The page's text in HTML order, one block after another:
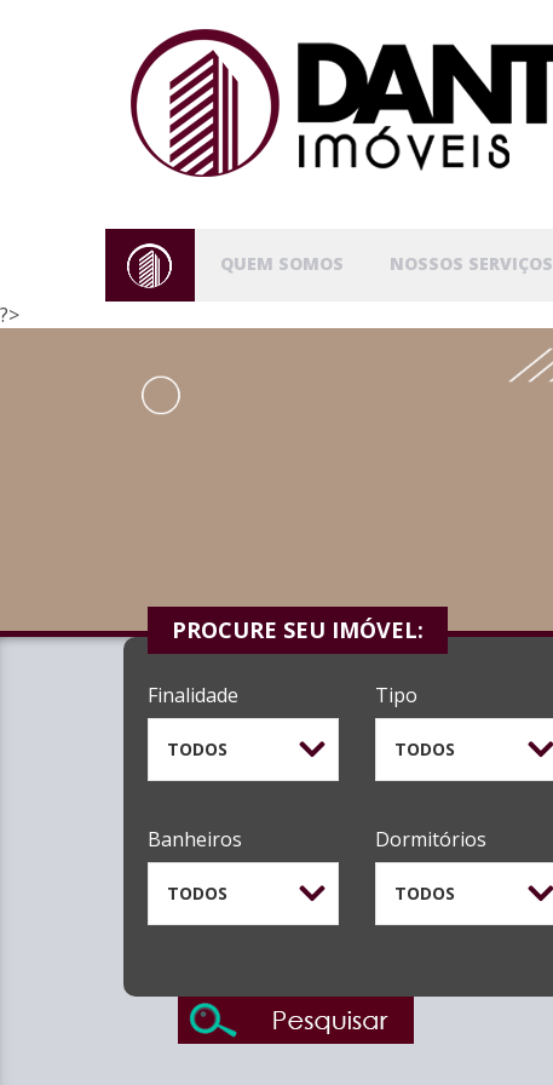
QUEM SOMOS NOSSOS SERVIÇOS
?>
PROCURE SEU IMÓVEL:
Finalidade
TODOS
Tipo
TODOS
Banheiros
TODOS
Dormitórios
TODOS